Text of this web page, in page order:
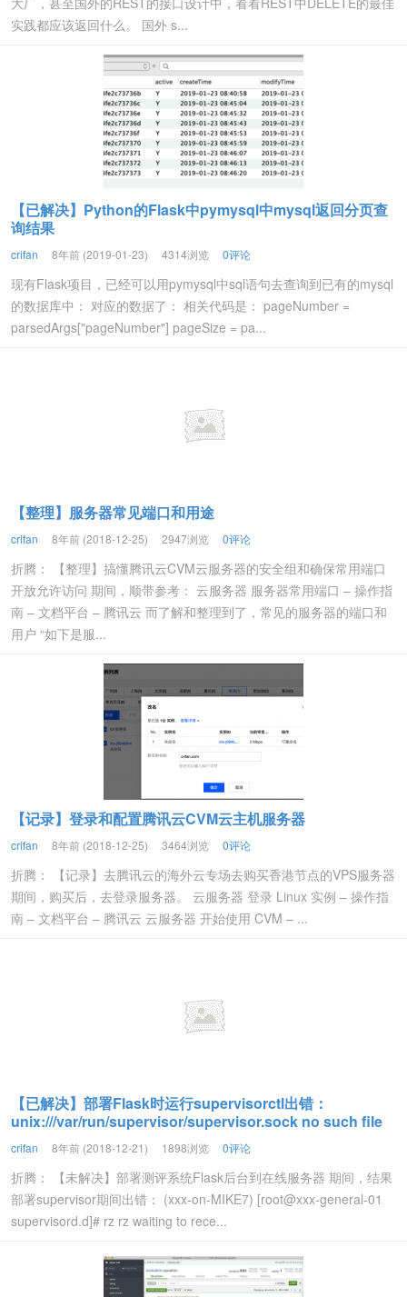
实践都应该返回什么。 国外 s...
【已解决】Python的Flask中pymysql中mysql返回分页查
询结果
crifan 8年前 (2019-01-23) 4314浏览 0评论
现有Flask项目，已经可以用pymysql中sql语句去查询到已有的mysql
的数据库中： 对应的数据了： 相关代码是： pageNumber =
parsedArgs["pageNumber"] pageSize = pa...
【整理】服务器常见端口和用途
crifan 8年前 (2018-12-25) 2947浏览 0评论
折腾： 【整理】搞懂腾讯云CVM云服务器的安全组和确保常用端口
开放允许访问 期间，顺带参考： 云服务器 服务器常用端口 – 操作指
南 – 文档平台 – 腾讯云 而了解和整理到了，常见的服务器的端口和
用户 “如下是服...
【记录】登录和配置腾讯云CVM云主机服务器
crifan 8年前 (2018-12-25) 3464浏览 0评论
折腾： 【记录】去腾讯云的海外云专场去购买香港节点的VPS服务器
期间，购买后，去登录服务器。 云服务器 登录 Linux 实例 – 操作指
南 – 文档平台 – 腾讯云 云服务器 开始使用 CVM – ...
【已解决】部署Flask时运行supervisorctl出错：
unix:///var/run/supervisor/supervisor.sock no such file
crifan 8年前 (2018-12-21) 1898浏览 0评论
折腾： 【未解决】部署测评系统Flask后台到在线服务器 期间，结果
部署supervisor期间出错： (xxx-on-MIKE7) [root@xxx-general-01
supervisord.d]# rz rz waiting to rece...